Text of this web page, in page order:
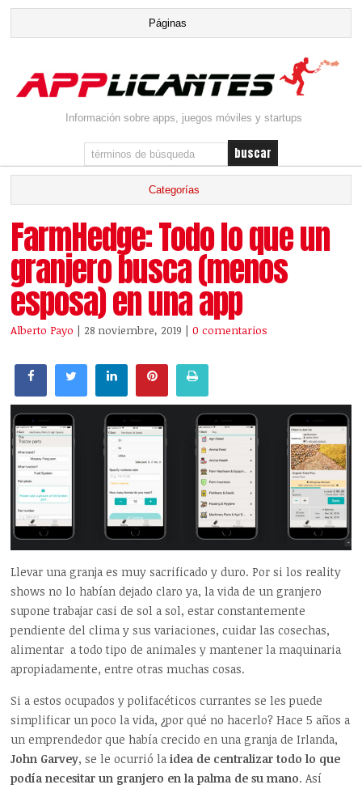
Información sobre apps, juegos móviles y startups
FarmHedge: Todo lo que un
granjero busca (menos
esposa) en una app
Alberto Payo | 28 noviembre, 2019 |0 comentarios
Llevar una granja es muy sacrificado y duro. Por si los reality
shows no lo habían dejado claro ya, la vida de un granjero
supone trabajar casi de sol a sol, estar constantemente
pendiente del clima y sus variaciones, cuidar las cosechas,
alimentar a todo tipo de animales y mantener la maquinaria
apropiadamente, entre otras muchas cosas.
Si a estos ocupados y polifacéticos currantes se les puede
simplificar un poco la vida, ¿por qué no hacerlo? Hace 5 años a
un emprendedor que había crecido en una granja de Irlanda,
John Garvey, se le ocurrió laidea de centralizar todo lo que
podía necesitar un granjero en la palma de su mano. Así